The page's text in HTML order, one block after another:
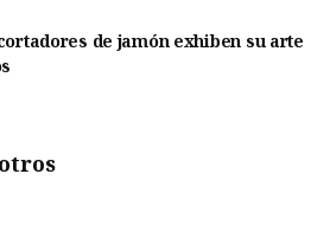
de jamón exhiben su arte